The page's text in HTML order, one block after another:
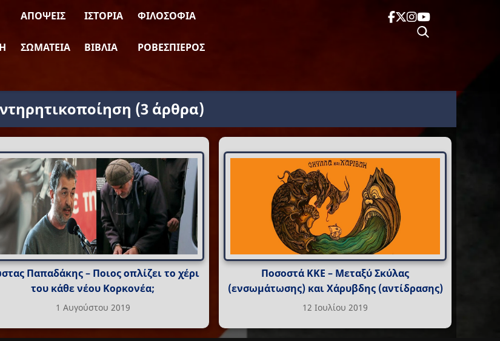
ΑΠΌΨΕΙΣ ΙΣΤΟΡΊΑ ΦΙΛΟΣΟΦΊΑ
ΣΩΜΑΤΕΊΑ ΒΙΒΛΊΑ ΡΟΒΕΣΠΙΈΡΟΣ
(3 άρθρα)
Παπαδάκης – Ποιος οπλίζει το χέρι
του κάθε νέου Κορκονέα;
1 Αυγούστου 2019
Ποσοστά ΚΚΕ – Μεταξύ Σκύλας
(ενσωμάτωσης) και Χάρυβδης (αντίδρασης)
12 Ιουλίου 2019